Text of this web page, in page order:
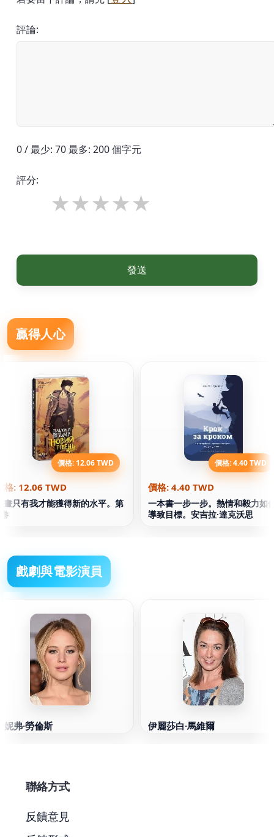
評論:
0 / 最少: 70 最多: 200 個字元
評分:
發送
贏得人心
價格: 12.06 TWD
格: 12.06 TWD
畫只有我才能獲得新的水平。第
價格: 4.40 TWD
價格: 4.40 TWD
一本書一步一步。熱情和毅力如
導致目標。安吉拉·達克沃思
戲劇與電影演員
妮弗·勞倫斯 伊麗莎白·馬維爾
聯絡方式
反饋意見